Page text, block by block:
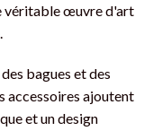
véritable œuvre d'art
bagues et des
accessoires ajoutent
et un design